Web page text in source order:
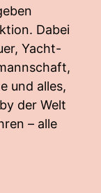
Dabei
Yacht-
und alles,
der Welt
– alle